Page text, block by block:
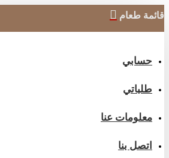
طعام
حسابي
طلباتي
معلومات عنا
اتصل بنا